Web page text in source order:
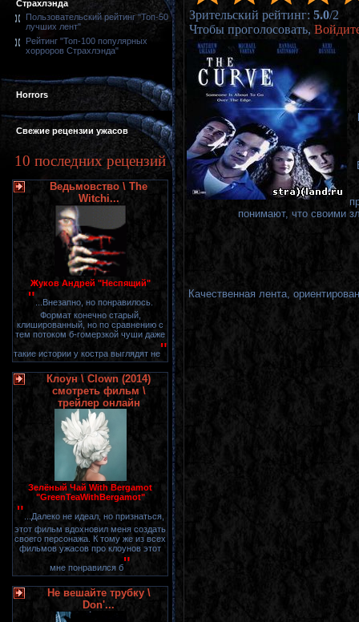
Страхлэнда
Пользовательский рейтинг "Топ-50
лучших лент"
Рейтинг "Топ-100 популярных
хорроров Страхлэнда"
Horrors
Свежие рецензии ужасов
10 последних рецензий
Ведьмовство \ The
Witchi...
Жуков Андрей "Неспящий"
" ...Внезапно, но понравилось.
Формат конечно старый,
клишированный, но по сравнению с
тем потоком б-гомерзкой чуши даже
такие истории у костра выглядят не"
Клоун \ Clown (2014)
смотреть фильм \
трейлер онлайн
Зелёный Чай With Bergamot
"GreenTeaWithBergamot"
" ...Далеко не идеал, но признаться,
этот фильм вдохновил меня создать
своего персонажа. К тому же из всех
фильмов ужасов про клоунов этот
мне понравился б"
Не вешайте трубку \
Don'...
Зрительский рейтинг: 5.0/2
Чтобы проголосовать,
понимают, что своими
Качественная лента,